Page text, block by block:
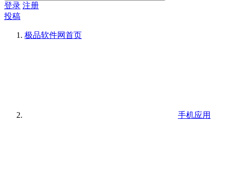
登录 注册
投稿
极品软件网首页
手机应用